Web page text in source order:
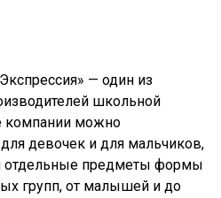
— один из
школьной
компании можно
девочек и для мальчиков,
отдельные предметы формы
групп, от малышей и до